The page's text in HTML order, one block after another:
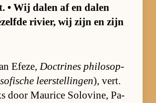
• Wij da­len af en da­len
ri­vier, wij zijn en zijn
Efe­ze, Doc­tri­nes phi­lo­so­p­
leer­stel­lin­gen), vert.
door Maurice So­lo­vi­ne, Pa­